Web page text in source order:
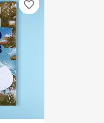
favorite_border